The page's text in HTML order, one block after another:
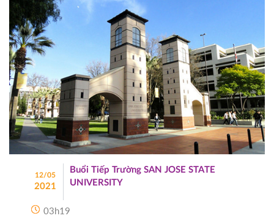
12/05
2021
Buổi Tiếp Trường SAN JOSE STATE
UNIVERSITY
03h19